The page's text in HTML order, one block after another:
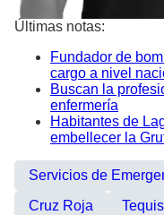
Últimas notas:
Fundador de
cargo a nivel
Buscan la
enfermería
Habitantes de
embellecer la
Servicios de
Cruz Roja